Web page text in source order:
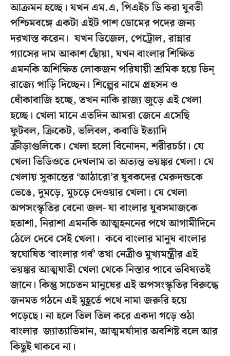
আক্রমন হচ্ছে। যখন এম.এ, পিএইচ ডি করা যুবতী
পশ্চিমবঙ্গে একটা এইট পাশ ডোমের পদের জন্য
দরখাস্ত করেন। যখন ডিজেল, পেট্রোল, রান্নার
গ্যাসের দাম আকাশ ছোঁয়া, যখন বাংলার শিক্ষিত
এমনকি ‌অশিক্ষিত লোকজন পরিযায়ী শ্রমিক হয়ে ভিন্
রাজ্যে পাড়ি দিচ্ছেন। শিল্পের নামে প্রহসন ও
ধোঁকাবাজি হচ্ছে, তখন নাকি রাজ্য জুড়ে এই খেলা
হচ্ছে। খেলা মানে এতদিন আমরা জেনে এসেছি
ফুটবল, ক্রিকেট, ভলিবল, কবাডি ইত্যাদি
ক্রীড়াগুলিকে। খেলা হলো বিনোদন, শরীরচর্চা। যে
খেলা ভিডিওতে দেখলাম তা অত্যন্ত ভয়ঙ্কর খেলা। যে
খেলায় সুকান্তের ‘আঠারো’র যুবকদের মেরুদন্ডকে
ভেঙে, দুমড়ে, মুচড়ে দেওয়ার খেলা। যে খেলা
অপসংস্কৃতির বেনো জল- যা বাংলার যুবসমাজকে
হতাশা, নিরাশা এমনকি আত্মহননের পথে আগামীদিনে
ঠেলে দেবে সেই খেলা। কবে বাংলার মানুষ বাংলার
স্বঘোষিত ‘বাংলার গর্ব’ তথা নেত্রীও মুখ্যমন্ত্রীর এই
ভয়ঙ্কর আত্মঘাতী খেলা থেকে নিস্তার পাবে ভবিষ্যতই
জানে। কিন্তু সচেতন মানুষের এই অপসংস্কৃতির বিরুদ্ধে
জনমত গঠনে এই মুহূর্তে পথে নামা জরুরি হয়ে
পড়েছে। না হলে তিল তিল করে একদা গড়ে ওঠা
বাংলার জ্যাত্যাভিমান, আত্মমর্যাদার অবশিষ্ট বলে আর
কিছুই থাকবে না।